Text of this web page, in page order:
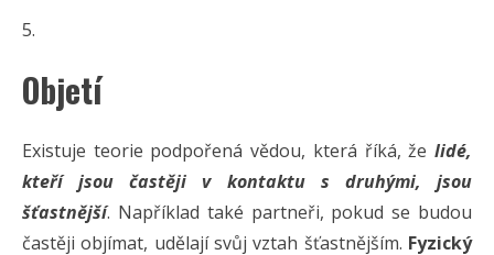
Objetí
Existuje teorie podpořená vědou, která říká, že lidé,
kteří jsou častěji v kontaktu s druhými, jsou
šťastnější. Například také partneři, pokud se budou
častěji objímat, udělají svůj vztah šťastnějším. Fyzický